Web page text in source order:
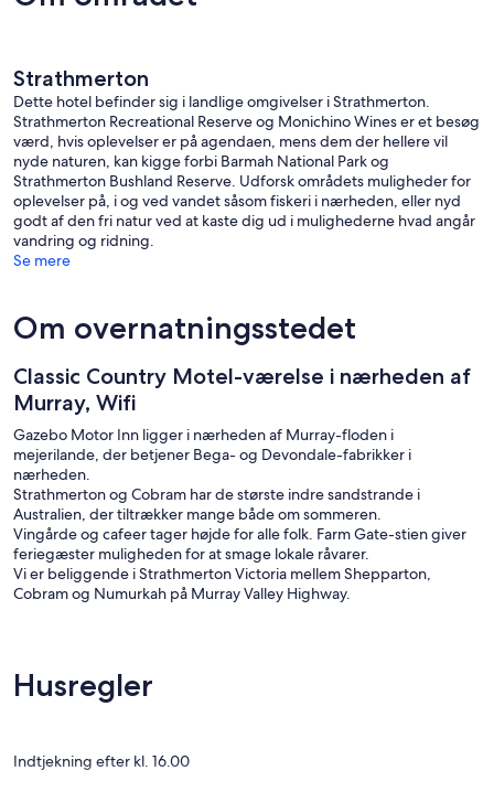
Strathmerton
Dette hotel befinder sig i landlige omgivelser i Strathmerton.
Strathmerton Recreational Reserve og Monichino Wines er et besøg
værd, hvis oplevelser er på agendaen, mens dem der hellere vil
nyde naturen, kan kigge forbi Barmah National Park og
Strathmerton Bushland Reserve. Udforsk områdets muligheder for
oplevelser på, i og ved vandet såsom fiskeri i nærheden, eller nyd
godt af den fri natur ved at kaste dig ud i mulighederne hvad angår
vandring og ridning.
Se mere
Om overnatningsstedet
Classic Country Motel-værelse i nærheden af
Murray, Wifi
Gazebo Motor Inn ligger i nærheden af Murray-floden i
mejerilande, der betjener Bega- og Devondale-fabrikker i
nærheden.
Strathmerton og Cobram har de største indre sandstrande i
Australien, der tiltrækker mange både om sommeren.
Vingårde og cafeer tager højde for alle folk. Farm Gate-stien giver
feriegæster muligheden for at smage lokale råvarer.
Vi er beliggende i Strathmerton Victoria mellem Shepparton,
Cobram og Numurkah på Murray Valley Highway.
Roligt land Motel med rimelige priser.
Vi har 12 rummelige værelser med rigelig parkering til store
En kort gåtur til Cafe 3641, Strathy Cafe, Railway Hotel og
prisbelønnet Strathy Bakery.
Husregler
Indtjekning efter kl. 16.00